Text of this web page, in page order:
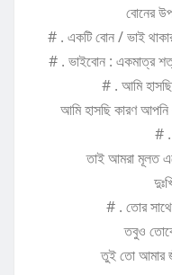
বোনের
# . একটি বোন / ভাই
# . ভাইবোন : একমাত্র
# . আমি
আমি হাসছি কারণ আপনি
# .
তাই আমরা মূলত
# . তোর সাথে
তবুও
তুই তো আমার